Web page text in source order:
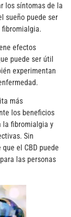
los síntomas de la
sueño puede ser
efectos
puede ser útil
experimentan
más
los beneficios
la fibromialgia y
Sin
el CBD puede
las personas